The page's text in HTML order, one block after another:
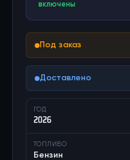
включены
Под заказ
Доставлено
ГОД
2026
ТОПЛИВО
Бензин